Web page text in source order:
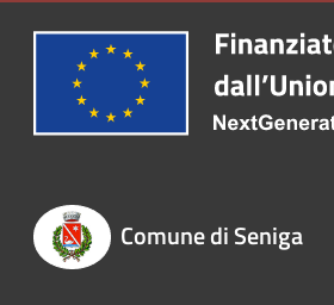
Comune di Seniga